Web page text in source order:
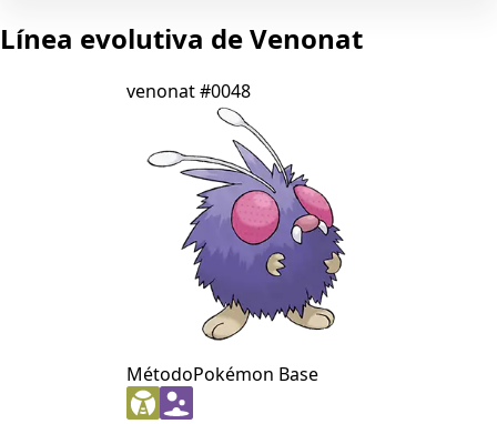
Línea evolutiva de Venonat
venonat#0048
MétodoPokémon Base